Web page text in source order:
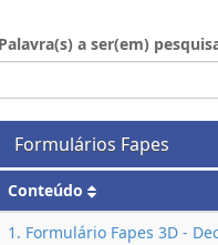
Palavra(s) a ser(em)
Formulários Fapes
Conteúdo
1. Formulário Fapes 3D -